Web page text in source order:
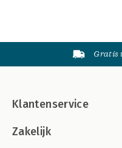
Gratis
Klantenservice
Zakelijk